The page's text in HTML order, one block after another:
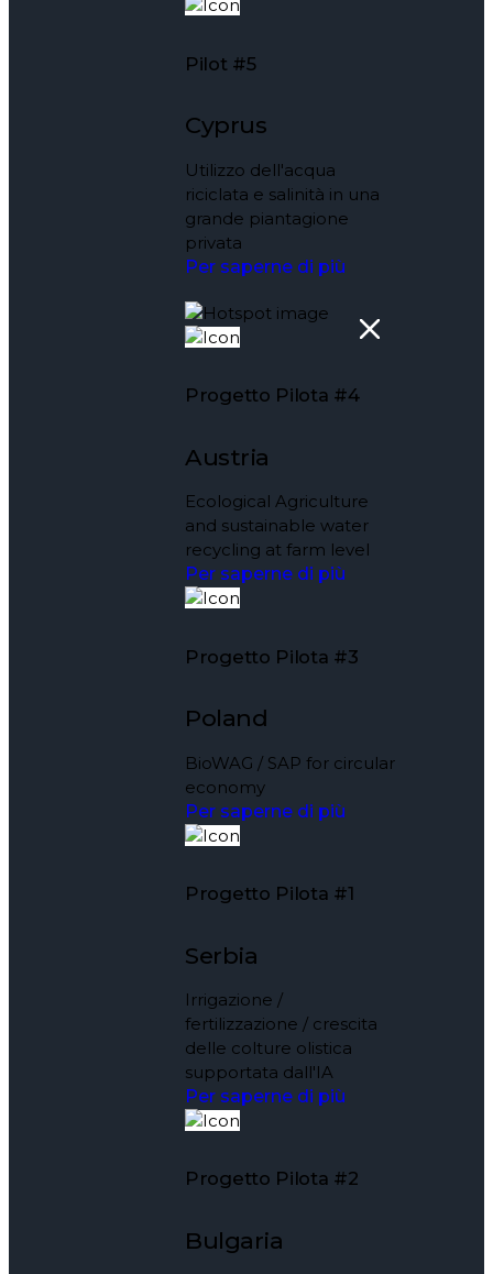
Pilot #5
Cyprus
Utilizzo dell'acqua
riciclata e salinità in una
grande piantagione
privata
Per saperne di più
Progetto Pilota #4
Austria
Ecological Agriculture
and sustainable water
recycling at farm level
Per saperne di più
Progetto Pilota #3
Poland
BioWAG / SAP for circular
economy
Per saperne di più
Progetto Pilota #1
Serbia
Irrigazione /
fertilizzazione / crescita
delle colture olistica
supportata dall'IA
Per saperne di più
Progetto Pilota #2
Bulgaria